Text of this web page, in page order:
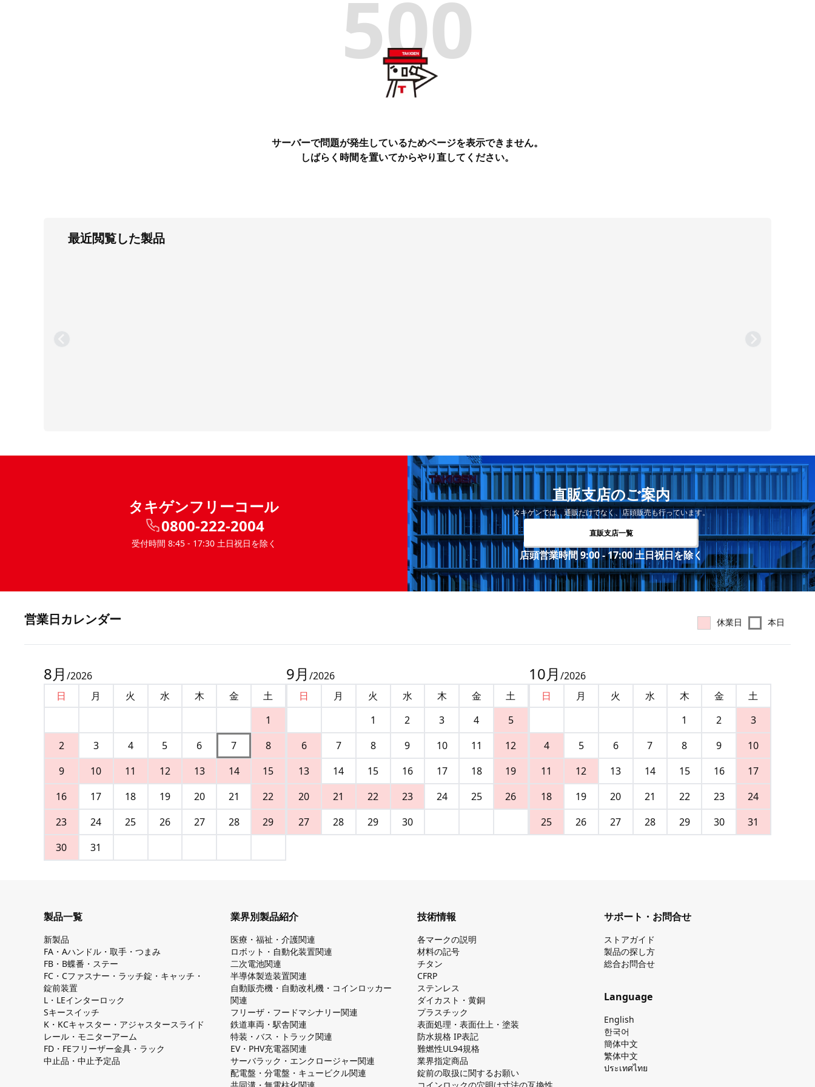
500
サーバーで問題が発生しているためページを表示できません。
しばらく時間を置いてからやり直してください。
最近閲覧した製品
タキゲンフリーコール
0800-222-2004
受付時間 8:45 - 17:30 土日祝日を除く
直販支店のご案内
タキゲンでは、通販だけでなく、店頭販売も行っています。
直販支店一覧
店頭営業時間 9:00 - 17:00 土日祝日を除く
営業⽇カレンダー 休業日 本日
8月 /2026
日
月 火 水 木 金
土
1
2
3 4 5 6 7
8
9
10 11 12 13 14
15
16
17 18 19 20 21
22
23
24 25 26 27 28
29
30
31
9月 /2026
日
月 火 水 木 金
土
1
2 3 4
5
6
7 8 9 10 11
12
13
14 15 16 17 18
19
20
21 22 23 24 25
26
27
28 29 30
10月 /2026
日
月 火 水 木 金
土
1
2
3
4
5 6 7 8 9
10
11
12 13 14 15 16
17
18
19 20 21 22 23
24
25
26 27 28 29 30 31
製品一覧
新製品
FA・Aハンドル・取手・つまみ
FB・B蝶番・ステー
FC・Cファスナー・ラッチ錠・キャッチ・
錠前装置
L・LEインターロック
Sキースイッチ
K・KCキャスター・アジャスタースライド
レール・モニターアーム
FD・FEフリーザー金具・ラック
中止品・中止予定品
業界別製品紹介
医療・福祉・介護関連
ロボット・自動化装置関連
二次電池関連
半導体製造装置関連
自動販売機・自動改札機・コインロッカー
関連
フリーザ・フードマシナリー関連
鉄道車両・駅舎関連
特装・バス・トラック関連
EV・PHV充電器関連
サーバラック・エンクロージャー関連
配電盤・分電盤・キュービクル関連
技術情報
各マークの説明
材料の記号
チタン
CFRP
ステンレス
ダイカスト・⻩銅
プラスチック
表面処理・表面仕上・塗装
防⽔規格 IP表記
難燃性UL94規格
業界指定商品
錠前の取扱に関するお願い
サポート・お問合せ
ストアガイド
製品の探し⽅
総合お問合せ
Language
English
한국어
簡体中文
繁体中文
ประเทศไทย